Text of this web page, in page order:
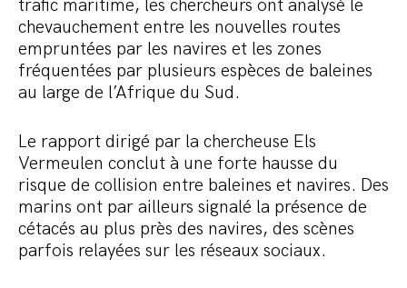
trafic maritime, les chercheurs ont analysé le
chevauchement entre les nouvelles routes
empruntées par les navires et les zones
fréquentées par plusieurs espèces de baleines
au large de l’Afrique du Sud.
Le rapport dirigé par la chercheuse Els
Vermeulen conclut à une forte hausse du
risque de collision entre baleines et navires. Des
marins ont par ailleurs signalé la présence de
cétacés au plus près des navires, des scènes
parfois relayées sur les réseaux sociaux.